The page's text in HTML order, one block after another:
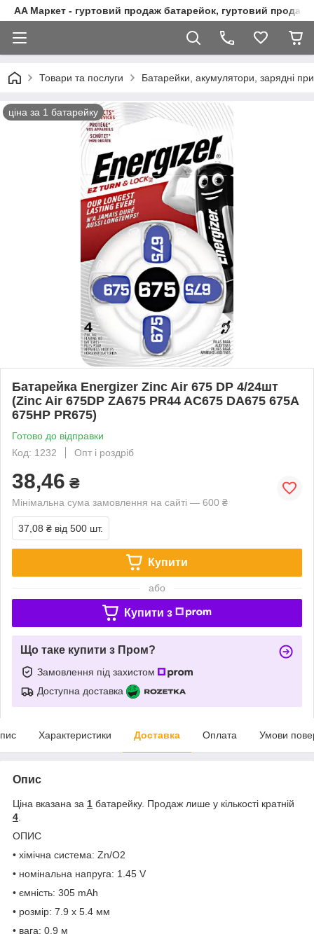
AA Маркет - гуртовий продаж батарейок, гуртовий продаж
Товари та послуги Батарейки, акумулятори, зарядні
ціна за 1 батарейку
Батарейка Energizer Zinc Air 675 DP 4/24шт
(Zinc Air 675DP ZA675 PR44 AC675 DA675 675A
675HP PR675)
Готово до відправки
Код: 1232
Опт і роздріб
38,46 ₴
Мінімальна сума замовлення на сайті — 600 ₴
37,08 ₴ від 500 шт.
Купити
або
Купити з
Що таке купити з Пром?
Замовлення під захистом
Доступна доставка
Характеристики Доставка Оплата Умови
Опис
Ціна вказана за 1 батарейку. Продаж лише у кількості кратній
4
ОПИС
• хімічна система: Zn/O2
• номінальна напруга: 1.45 V
• ємність: 305 mAh
• розмір: 7.9 х 5.4 мм
• вага: 0.9 м